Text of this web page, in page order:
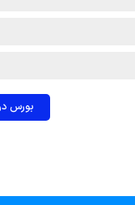
بورس